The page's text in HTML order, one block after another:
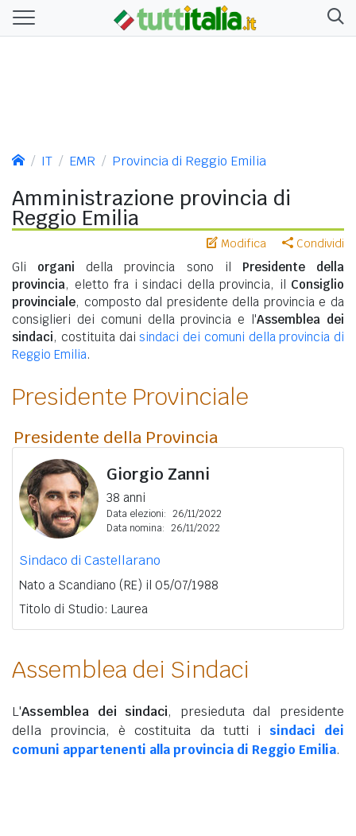
IT EMR Provincia di Reggio Emilia
Amministrazione provincia di
Reggio Emilia
Modifica Condividi
Gli organi della provincia sono il Presidente della
provincia, eletto fra i sindaci della provincia, il Consiglio
provinciale, composto dal presidente della provincia e da
consiglieri dei comuni della provincia e l'Assemblea dei
sindaci, costituita daisindaci dei comuni della provincia di
Reggio Emilia.
Presidente Provinciale
Presidente della Provincia
Giorgio Zanni
38 anni
Data elezioni: 26/11/2022
Data nomina: 26/11/2022
Sindaco di Castellarano
Nato a Scandiano (RE) il 05/07/1988
Titolo di Studio: Laurea
Assemblea dei Sindaci
L'Assemblea dei sindaci, presieduta dal presidente
della provincia, è costituita da tutti i sindaci dei
comuni appartenenti alla provincia di Reggio Emilia.